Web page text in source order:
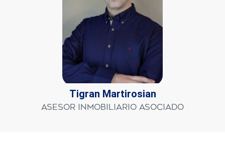
Tigran Martirosian
Asesor Inmobiliario Asociado